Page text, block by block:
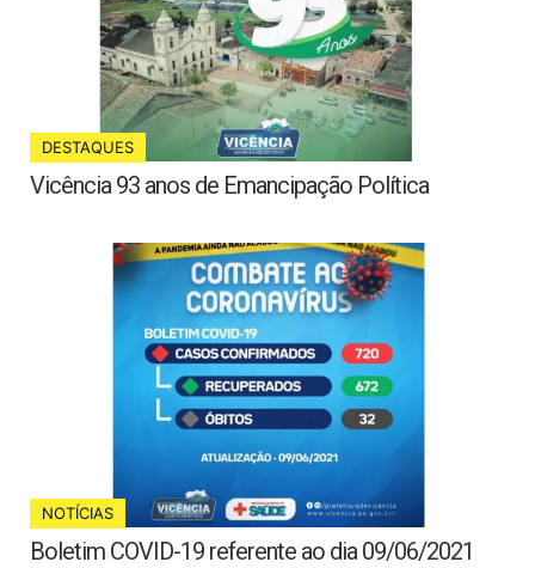
DESTAQUES
Vicência 93 anos de Emancipação Política
NOTÍCIAS
Boletim COVID-19 referente ao dia 09/06/2021